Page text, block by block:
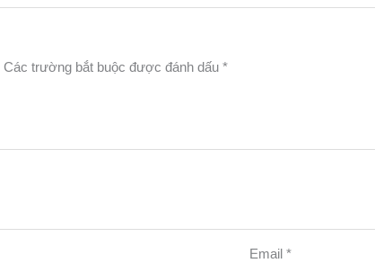
Các trường bắt buộc được đánh dấu*
Email *